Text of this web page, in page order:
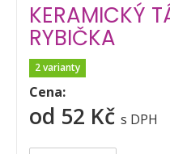
KERAMICKÝ
RYBIČKA
2 varianty
Cena:
od 52 Kč s DPH